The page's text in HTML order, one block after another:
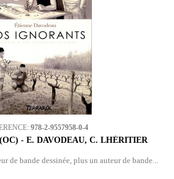
978-2-9557958-0-4
- E. DAVODEAU, C. LHÉRITIER
de bande dessinée, plus un auteur de bande...